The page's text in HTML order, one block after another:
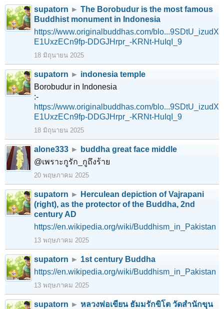
supatorn ► The Borobudur is the most famous
Buddhist monument in Indonesia
https://www.originalbuddhas.com/blo...9SDtU_izudX
E1UxzECn9fp-DDGJHrpr_-KRNt-HuIqI_9
18 มิถุนายน 2025
supatorn ► indonesia temple
Borobudur in Indonesia
:-
https://www.originalbuddhas.com/blo...9SDtU_izudX
E1UxzECn9fp-DDGJHrpr_-KRNt-HuIqI_9
18 มิถุนายน 2025
alone333 ► buddha great face middle
@เพราะกูรัก_กูถึงร้าย
20 พฤษภาคม 2025
supatorn ► Herculean depiction of Vajrapani
(right), as the protector of the Buddha, 2nd
century AD
https://en.wikipedia.org/wiki/Buddhism_in_Pakistan
13 พฤษภาคม 2025
supatorn ► 1st century Buddha
https://en.wikipedia.org/wiki/Buddhism_in_Pakistan
13 พฤษภาคม 2025
supatorn ► หลวงพ่อเขียน ธัมมรักขิโต วัดสำนักขุน